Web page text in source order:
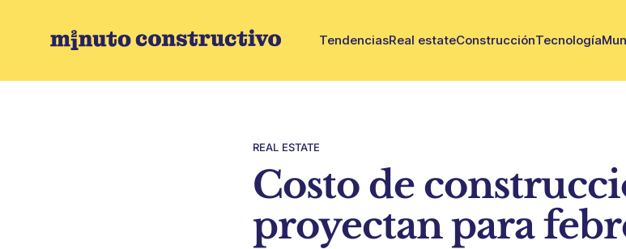
TendenciasReal estateConstrucciónTecnología
REAL ESTATE
Costo de
proyectan para